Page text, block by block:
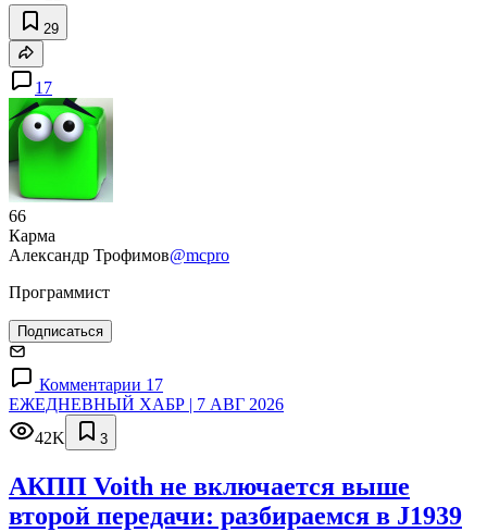
29
17
66
Карма
Александр Трофимов@mcpro
Программист
Подписаться
Комментарии 17
ЕЖЕДНЕВНЫЙ ХАБР | 7 АВГ 2026
42K
3
АКПП Voith не включается выше
второй передачи: разбираемся в J1939